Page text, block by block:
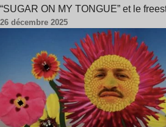
“SUGAR ON MY TONGUE” et le
26 décembre 2025